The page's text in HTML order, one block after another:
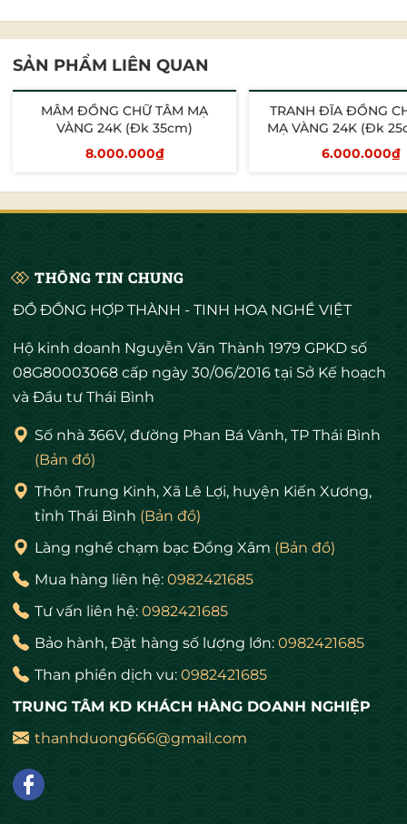
Trong bức tranh, Bác nở nụ cười tươi, ánh mắt
hiền hòa trìu mến. Những nét biểu cảm được
khắc họa sống động, tinh tế. Hình ảnh Bác
được thúc nổi, nổi bật trên nền tranh đồng bề
mặt tranh được mạ phủ vàng 24k bằng
phương pháp mạ điện phân hiện đại.
Đối với người dân Việt Nam, Bác Hồ là vị Cha
già đáng kính, là người lãnh tụ vĩ đại. Chính vì
thế những mẫu tranh Bác Hồ luôn có ý nghĩa
thiêng liêng.
Với những ưu điểm nổi bật riêng biệt, dòng
tranh đồng được nhiều khách hàng ưa
chuộng hơn cả bởi vẻ đẹp sang trọng, tinh xảo
không lo lỗi thời cùng độ bền theo thời gian.
Cách thức thể hiện chân dung Chủ tịch Hồ
Chí Minh trên chất liệu bằng đồng rất phong
phú, đa dạng về đường nét, cách tạo hình
nhưng đều với tình cảm và lòng kính yêu Bác
SẢN PHẨM LIÊN QUAN
MÂM ĐỒNG CHỮ TÂM MẠ
VÀNG 24K (Đk 35cm)
8.000.000₫
TRANH ĐĨA ĐỒNG
MẠ VÀNG 24K (Đk
30cm)
6.000.000₫
THÔNG TIN CHUNG
ĐỒ ĐỒNG HỢP THÀNH - TINH HOA NGHỀ VIỆT
Hộ kinh doanh Nguyễn Văn Thành 1979 GPKD số
08G80003068 cấp ngày 30/06/2016 tại Sở Kế hoạch
và Đầu tư Thái Bình
Số nhà 366V, đường Phan Bá Vành, TP Thái Bình
(Bản đồ)
Thôn Trung Kinh, Xã Lê Lợi, huyện Kiến Xương,
tỉnh Thái Bình (Bản đồ)
Làng nghề chạm bạc Đồng Xâm (Bản đồ)
Mua hàng liên hệ: 0982421685
Tư vấn liên hệ: 0982421685
Bảo hành, Đặt hàng số lượng lớn: 0982421685
Than phiền dịch vu: 0982421685
TRUNG TÂM KD KHÁCH HÀNG DOANH NGHIỆP
thanhduong666@gmail.com